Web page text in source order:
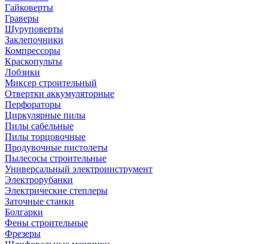
Гайковерты
Граверы
Шуруповерты
Заклепочники
Компрессоры
Краскопульты
Лобзики
Миксер строительный
Отвертки аккумуляторные
Перфораторы
Циркулярные пилы
Пилы сабельные
Пилы торцовочные
Продувочные пистолеты
Пылесосы строительные
Универсальный электроинструмент
Электрорубанки
Электрические степлеры
Заточные станки
Болгарки
Фены строительные
Фрезеры